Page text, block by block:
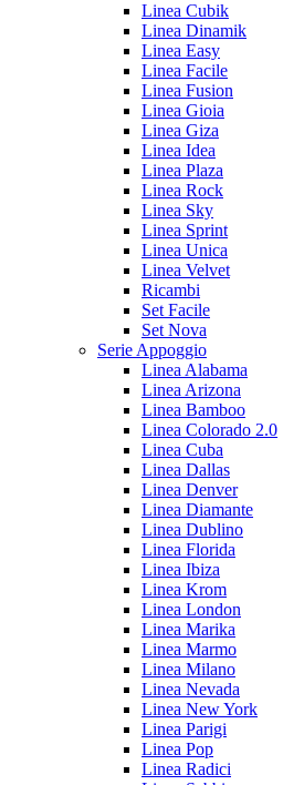
Linea Cubik
Linea Dinamik
Linea Easy
Linea Facile
Linea Fusion
Linea Gioia
Linea Giza
Linea Idea
Linea Plaza
Linea Rock
Linea Sky
Linea Sprint
Linea Unica
Linea Velvet
Ricambi
Set Facile
Set Nova
Serie Appoggio
Linea Alabama
Linea Arizona
Linea Bamboo
Linea Colorado 2.0
Linea Cuba
Linea Dallas
Linea Denver
Linea Diamante
Linea Dublino
Linea Florida
Linea Ibiza
Linea Krom
Linea London
Linea Marika
Linea Marmo
Linea Milano
Linea Nevada
Linea New York
Linea Parigi
Linea Pop
Linea Radici